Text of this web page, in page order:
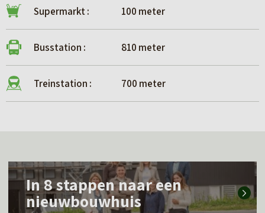
Supermarkt : 100 meter
Busstation : 810 meter
Treinstation : 700 meter
L
In 8 stappen naar een
nieuwbouwhuis